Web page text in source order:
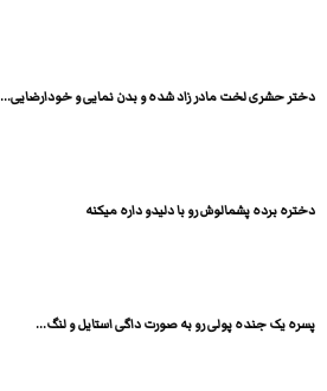
دختر حشری لخت مادر زاد شده و بدن نمایی و خودارضایی...
دختره برده پشمالوش رو با دلیدو داره میکنه
پسره یک جنده پولی رو به صورت داگی استایل و لنگ...